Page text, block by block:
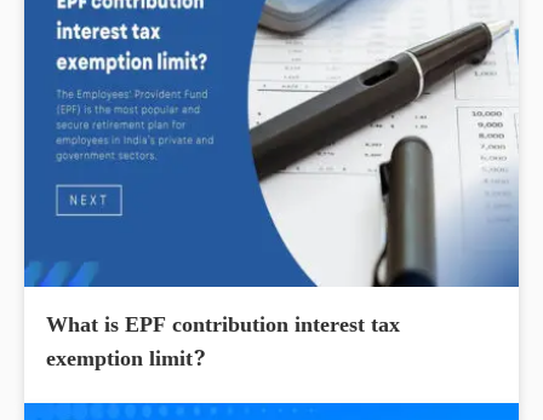
What is EPF contribution interest tax
exemption limit?